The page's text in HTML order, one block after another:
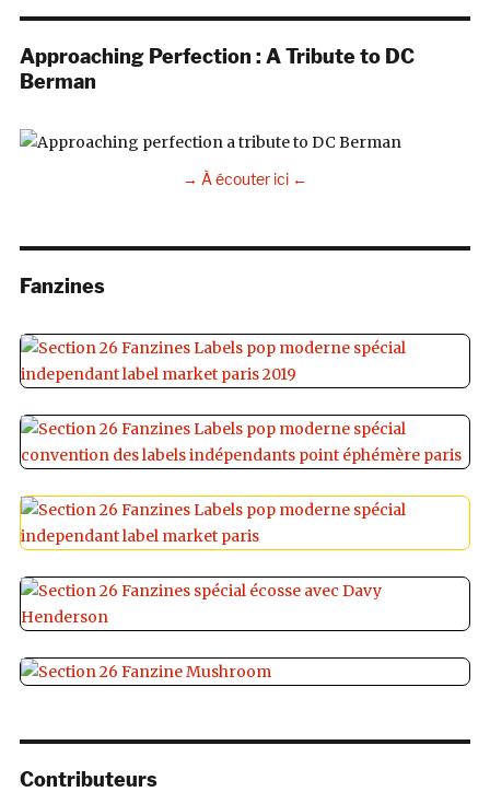
Approaching Perfection : A Tribute to DC
Berman
→ À écouter ici ←
Fanzines
Contributeurs